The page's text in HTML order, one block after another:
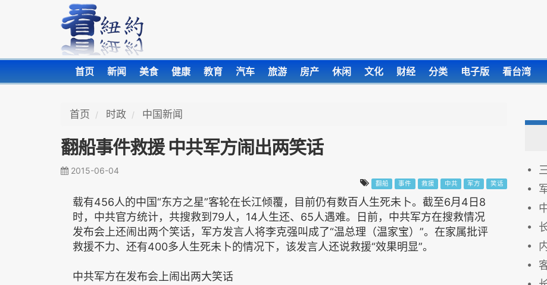
首页 新闻 美食 健康 教育 汽车 旅游 房产 休闲 文化 财经 分类 电子版 看台湾
首页 时政 中国新闻
翻船事件救援 中共军方闹出两笑话
2015-06-04
翻船 事件 救援 中共 军方 笑话
载有456人的中国“东方之星”客轮在长江倾覆，目前仍有数百人生死未卜。截至6月4日8
时，中共官方统计，共搜救到79人，14人生还、65人遇难。日前，中共军方在搜救情况
发布会上还闹出两个笑话，军方发言人将李克强叫成了“温总理（温家宝）”。在家属批评
救援不力、还有400多人生死未卜的情况下，该发言人还说救援“效果明显”。
中共军方在发布会上闹出两大笑话